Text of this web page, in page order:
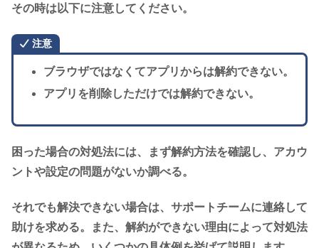
その時は以下に注意してください。
注意
ブラウザではなくてアプリからは解約できない。
アプリを削除しただけでは解約できない。
困った場合の対処法には、まず解約方法を確認し、アカウ
ントや設定の問題がないか調べる。
それでも解決できない場合は、サポートチームに連絡して
助けを求める。また、解約ができない理由によって対処法